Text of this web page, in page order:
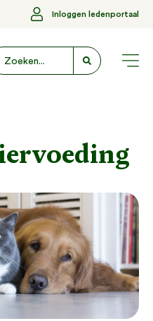
Inloggen ledenportaal